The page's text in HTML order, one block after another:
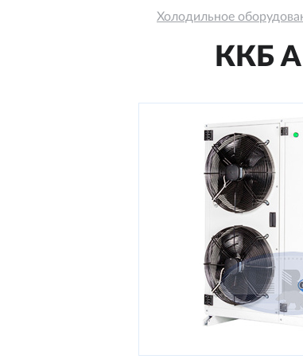
Холодильное
ККБ